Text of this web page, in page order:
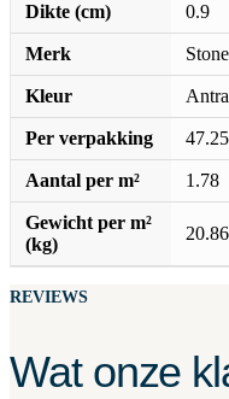
Dikte (cm) 0.9
Merk
Kleur
Per verpakking
Aantal per m² 1.78
Gewicht per m²
(kg)
20.86
REVIEWS
Wat onze